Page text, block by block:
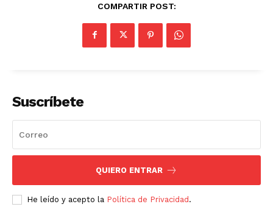
COMPARTIR POST:
Suscríbete
QUIERO ENTRAR
He leído y acepto la Política de Privacidad.